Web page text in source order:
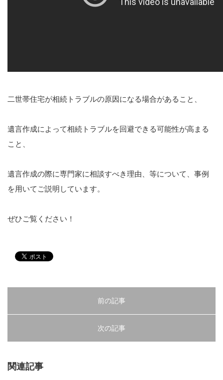
二世帯住宅が相続トラブルの原因になる場合があること、
遺言作成によって相続トラブルを回避できる可能性が高まる
こと、
遺言作成の際に専門家に相談すべき理由、等について、事例
を用いてご説明しています。
ぜひご覧ください！
前の記事
次の記事
関連記事
小林 光明
河野 真一郎